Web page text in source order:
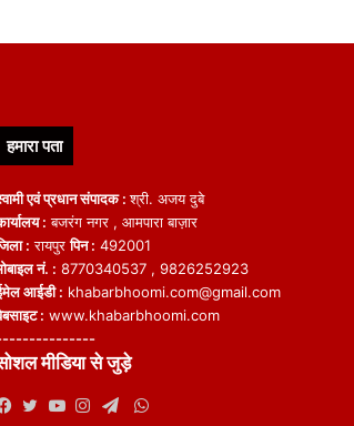
हमारा पता
एवं प्रधान संपादक :श्री. अजय दुबे
: बजरंग नगर , आमपारा बाज़ार
: रायपुरपिन : 492001
नं. : 8770340537 , 9826252923
आईडी : khabarbhoomi.com@gmail.com
: www.khabarbhoomi.com
मीडिया से जुड़े